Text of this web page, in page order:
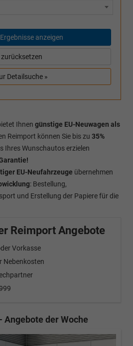
Ergebnisse anzeigen
zurücksetzen
Detailsuche »
Ihnen günstige EU-Neuwagen als
Reimport können Sie bis zu 35%
Ihres Wunschautos erzielen
EU-Neufahrzeuge übernehmen
: Bestellung,
und Erstellung der Papiere für die
Reimport Angebote
Vorkasse
Nebenkosten
Angebote der Woche